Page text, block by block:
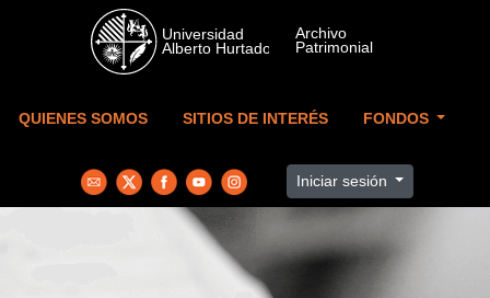
Skip to main content
QUIENES SOMOS SITIOS DE INTERÉS FONDOS
Iniciar sesión